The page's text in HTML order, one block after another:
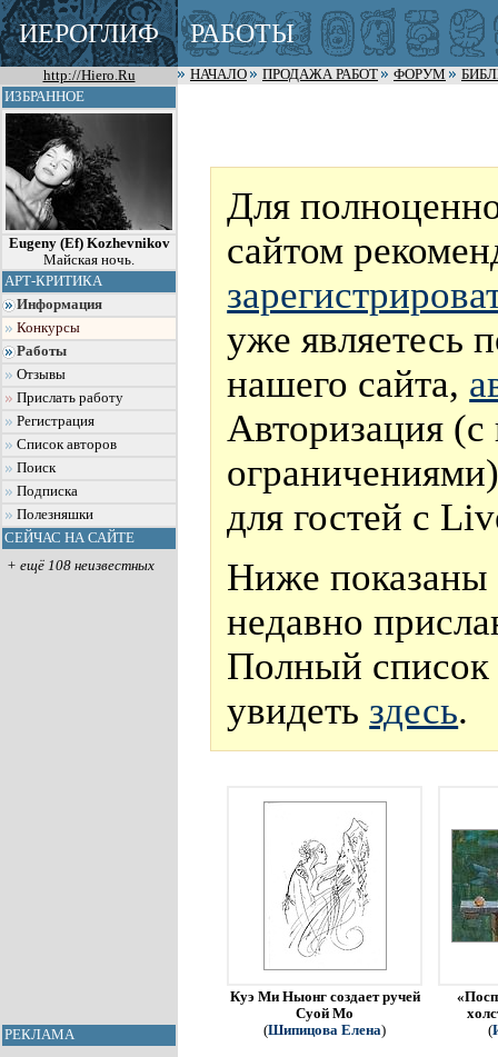
ИЕРОГЛИФ РАБОТЫ
http://Hiero.Ru НАЧАЛО ПРОДАЖА РАБОТ ФОРУМ
ИЗБРАННОЕ
Eugeny (Ef) Kozhevnikov
Майская ночь.
АРТ-КРИТИКА
Информация
Конкурсы
Работы
Отзывы
Прислать работу
Регистрация
Список авторов
Поиск
Подписка
Полезняшки
СЕЙЧАС НА САЙТЕ
+ ещё 108 неизвестных
РЕКЛАМА
Для
сайтом
уже являетесь
нашего сайта,
Авторизация
для гостей с
Ниже показаны
недавно
Полный
увидеть здесь.
Куэ Ми Ныонг создает ручей
Суой Мо
(Шипицова Елена)
(